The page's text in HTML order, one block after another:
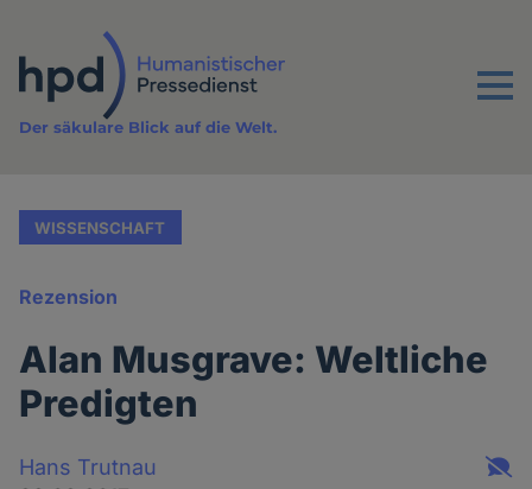
Inhalt
Menu
Der säkulare Blick auf die Welt.
WISSENSCHAFT
Rezension
Alan Musgrave: Weltliche
Predigten
Hans Trutnau